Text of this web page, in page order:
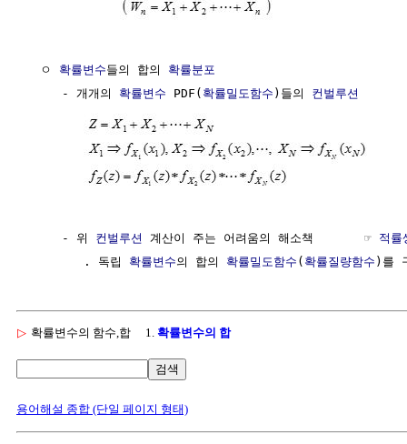
  ㅇ
확률변수들의 합의 확률분포
     - 개개의
확률변수 PDF( 확률밀도함수 )들의 컨벌루션
     - 위
컨벌루션 계산이 주는 어려움의 해소책       ☞ 적률
        . 독립
확률변수의 합의 확률밀도함수 ( 확률질량함수 )를
▷ 확률변수의 함수,합 1. 확률변수의 합
검색
용어해설 종합 (단일 페이지 형태)